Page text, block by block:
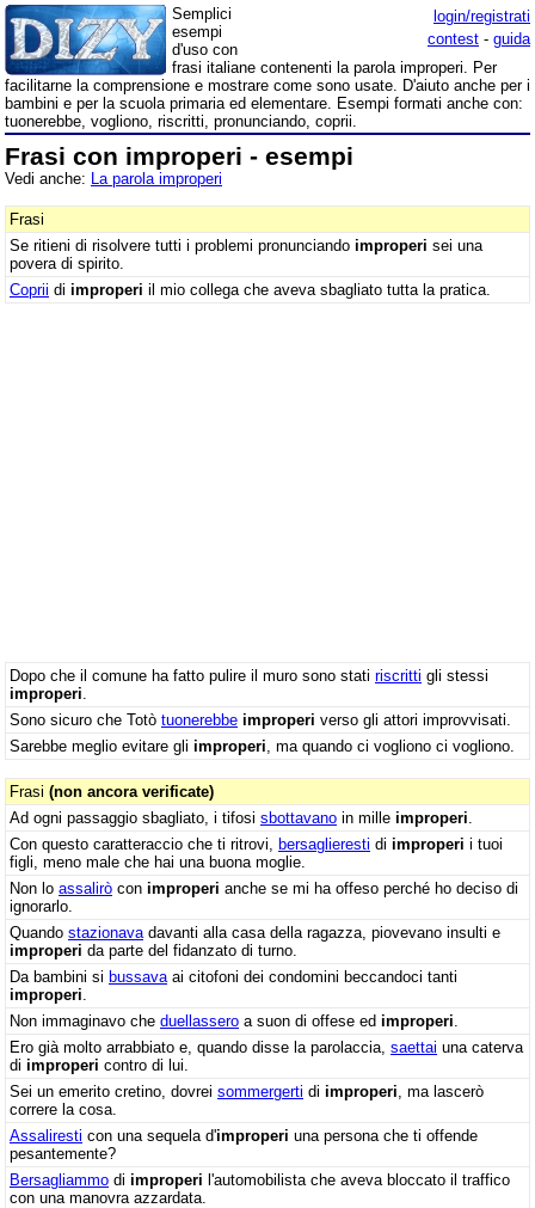
login/registrati
contest - guida
Semplici
esempi
d'uso con
frasi italiane contenenti la parola improperi. Per
facilitarne la comprensione e mostrare come sono usate. D'aiuto anche per i
bambini e per la scuola primaria ed elementare. Esempi formati anche con:
tuonerebbe, vogliono, riscritti, pronunciando, coprii.
Frasi con improperi - esempi
Vedi anche: La parola improperi
Frasi
Se ritieni di risolvere tutti i problemi pronunciando improperi sei una
povera di spirito.
Coprii di improperi il mio collega che aveva sbagliato tutta la pratica.
Dopo che il comune ha fatto pulire il muro sono stati riscritti gli stessi
improperi
Sono sicuro che Totò tuonerebbe improperi verso gli attori improvvisati.
Sarebbe meglio evitare gli improperi , ma quando ci vogliono ci vogliono.
Frasi (non ancora verificate)
Ad ogni passaggio sbagliato, i tifosi sbottavano in mille improperi
Con questo caratteraccio che ti ritrovi, bersaglieresti di improperi i tuoi
figli, meno male che hai una buona moglie.
Non lo assalirò con improperi anche se mi ha offeso perché ho deciso di
ignorarlo.
Quando stazionava davanti alla casa della ragazza, piovevano insulti e
improperi da parte del fidanzato di turno.
Da bambini si bussava ai citofoni dei condomini beccandoci tanti
improperi
Non immaginavo che duellassero a suon di offese ed improperi
Ero già molto arrabbiato e, quando disse la parolaccia, saettai una caterva
di improperi contro di lui.
Sei un emerito cretino, dovrei sommergerti di improperi , ma lascerò
correre la cosa.
Assaliresti con una sequela d'improperi una persona che ti offende
pesantemente?
Bersagliammo di improperi l'automobilista che aveva bloccato il traffico
con una manovra azzardata.